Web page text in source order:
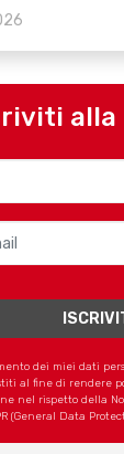
alla
dei miei dati
al fine di rendere
nel rispetto della
(General Data